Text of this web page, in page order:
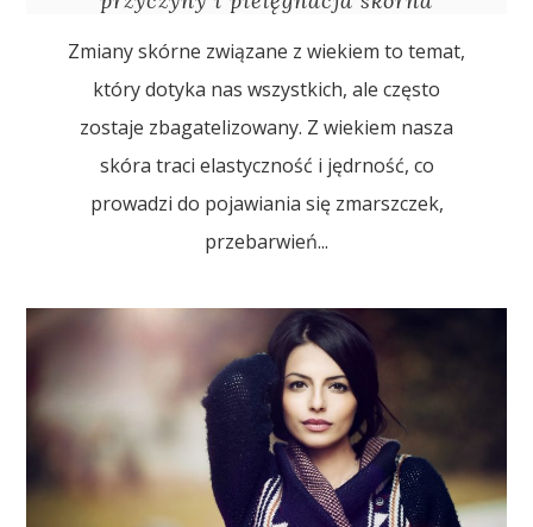
Zmiany skórne związane z wiekiem to temat,
który dotyka nas wszystkich, ale często
zostaje zbagatelizowany. Z wiekiem nasza
skóra traci elastyczność i jędrność, co
prowadzi do pojawiania się zmarszczek,
przebarwień...